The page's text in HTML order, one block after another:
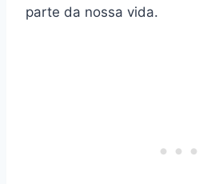
parte da nossa vida.